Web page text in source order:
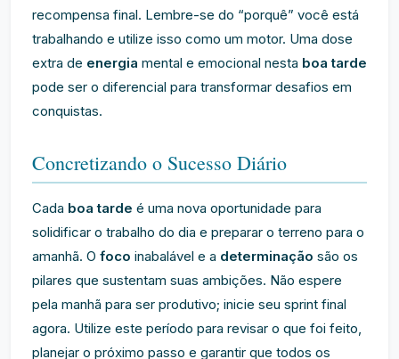
recompensa final. Lembre-se do “porquê” você está
trabalhando e utilize isso como um motor. Uma dose
extra de energia mental e emocional nesta boa tarde
pode ser o diferencial para transformar desafios em
conquistas.
Concretizando o Sucesso Diário
Cada boa tarde é uma nova oportunidade para
solidificar o trabalho do dia e preparar o terreno para o
amanhã. O foco inabalável e a determinação são os
pilares que sustentam suas ambições. Não espere
pela manhã para ser produtivo; inicie seu sprint final
agora. Utilize este período para revisar o que foi feito,
planejar o próximo passo e garantir que todos os